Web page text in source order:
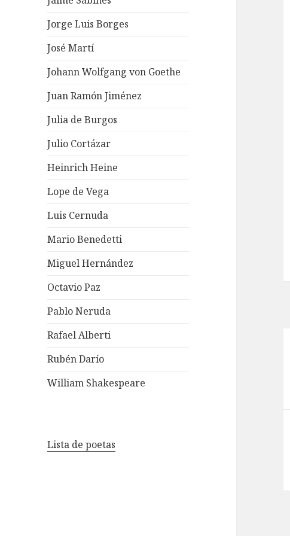
Jorge Luis Borges
José Martí
Johann Wolfgang von Goethe
Juan Ramón Jiménez
Julia de Burgos
Julio Cortázar
Heinrich Heine
Lope de Vega
Luis Cernuda
Mario Benedetti
Miguel Hernández
Octavio Paz
Pablo Neruda
Rafael Alberti
Rubén Darío
William Shakespeare
Lista de poetas